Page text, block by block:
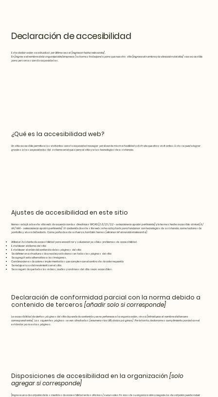
Declaración de accesibilidad
Esta declaración se actualizó por última vez el [ingresar fecha relevante].
En[ingrese el nombre de la organización/empresa]estamos trabajando para que nuestro sitio[ingrese el nombre y la dirección del sitio] sea accesible
para personas con discapacidades.
¿Qué es la accesibilidad web?
Un sitio accesible permite a los visitantes con discapacidad navegar por él con la misma facilidad y disfrute que otros visitantes. Esto se puede lograr
gracias a las capacidades del sistema en el que opera el sitio y a las tecnologías de asistencia.
Ajustes de accesibilidad en este sitio
Hemos adaptado este sitio web de acuerdo con las directrices WCAG[2.0 / 2.1 / 2.2 - seleccione la opción pertinente]y lo hemos hecho accesible al nivel[A /
AA / AAA - seleccione la opción pertinente]. El contenido de este sitio web se ha adaptado para funcionar con tecnologías de asistencia, como lectores de
pantalla y el uso del teclado. Como parte de este esfuerzo, también hemos [eliminar información irrelevante]:
Utilicé el Asistente de accesibilidad para encontrar y solucionar posibles problemas de accesibilidad.
Establecer el idioma del sitio
Establecer el orden del contenido de las páginas del sitio
Se definieron estructuras de encabezado claras en todas las páginas del sitio
Se agregó texto alternativo a las imágenes.
Combinaciones de colores implementadas que cumplen con el contraste de color requerido
Se redujo el uso del movimiento en el sitio.
Se aseguró de que todos los videos, audios y archivos del sitio sean accesibles.
Declaración de conformidad parcial con la norma debido a
contenido de terceros [añadir solo si corresponde]
La accesibilidad de ciertas páginas del sitio depende de contenido que no pertenece a la organización, sino a[introduzca el nombre del tercero
correspondiente]. Las siguientes páginas se ven afectadas:[enumerar las URL de las páginas]. Por lo tanto, declaramos cumplimiento parcial con el
estándar para estas páginas.
Disposiciones de accesibilidad en la organización [solo
agregar si corresponde]
[Ingrese una descripción de las medidas de accesibilidad en las oficinas/sucursales físicas de su organización o negocio. La descripción puede incluir